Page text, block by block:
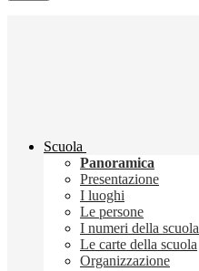
Scuola
Panoramica
Presentazione
I luoghi
Le persone
I numeri della scuola
Le carte della scuola
Organizzazione